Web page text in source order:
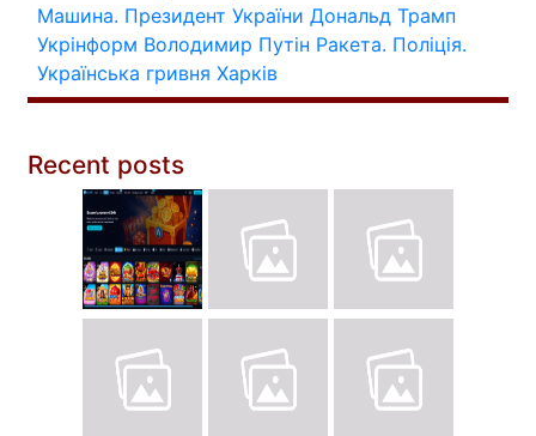
Машина. Президент України Дональд Трамп
Укрінформ Володимир Путін Ракета. Поліція.
Українська гривня Харків
Recent posts